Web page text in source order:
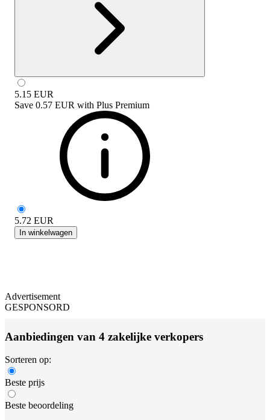
5.15 EUR
Save 0.57 EUR with Plus Premium
5.72 EUR
In winkelwagen
Advertisement
GESPONSORD
Aanbiedingen van 4 zakelijke verkopers
Sorteren op:
Beste prijs
Beste beoordeling